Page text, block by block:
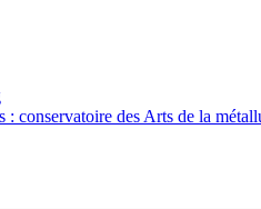
: conservatoire des Arts de la